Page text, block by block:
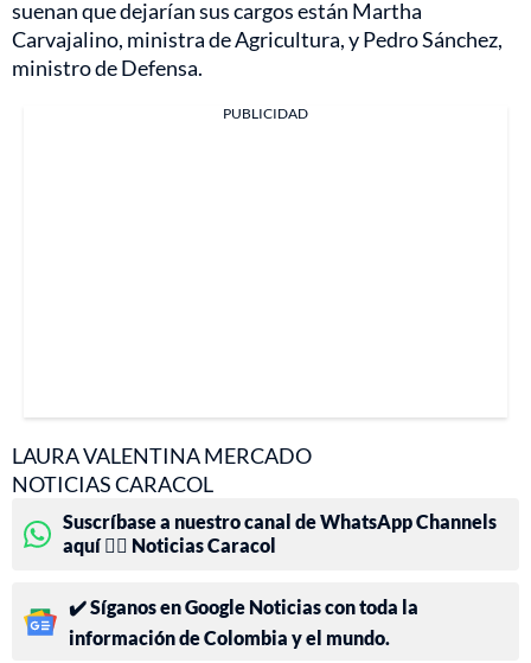
suenan que dejarían sus cargos están Martha
Carvajalino, ministra de Agricultura, y Pedro Sánchez,
ministro de Defensa.
PUBLICIDAD
LAURA VALENTINA MERCADO
NOTICIAS CARACOL
Suscríbase a nuestro canal de WhatsApp Channels
aquí 👉🏻 Noticias Caracol
✔️ Síganos en Google Noticias con toda la
información de Colombia y el mundo.